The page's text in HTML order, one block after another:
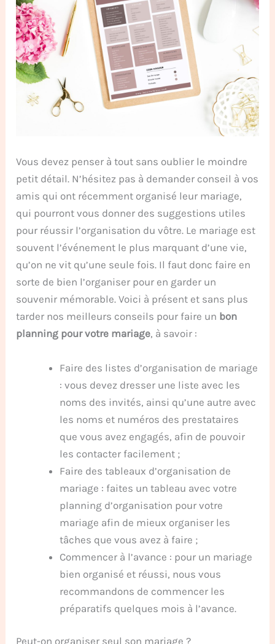
Vous devez penser à tout sans oublier le moindre
petit détail. N’hésitez pas à demander conseil à vos
amis qui ont récemment organisé leur mariage,
qui pourront vous donner des suggestions utiles
pour réussir l’organisation du vôtre. Le mariage est
souvent l’événement le plus marquant d’une vie,
qu’on ne vit qu’une seule fois. Il faut donc faire en
sorte de bien l’organiser pour en garder un
souvenir mémorable. Voici à présent et sans plus
tarder nos meilleurs conseils pour faire un bon
planning pour votre mariage, à savoir :
Faire des listes d’organisation de mariage
: vous devez dresser une liste avec les
noms des invités, ainsi qu’une autre avec
les noms et numéros des prestataires
que vous avez engagés, afin de pouvoir
les contacter facilement ;
Faire des tableaux d’organisation de
mariage : faites un tableau avec votre
planning d’organisation pour votre
mariage afin de mieux organiser les
tâches que vous avez à faire ;
Commencer à l’avance : pour un mariage
bien organisé et réussi, nous vous
recommandons de commencer les
préparatifs quelques mois à l’avance.
Peut-on organiser seul son mariage ?